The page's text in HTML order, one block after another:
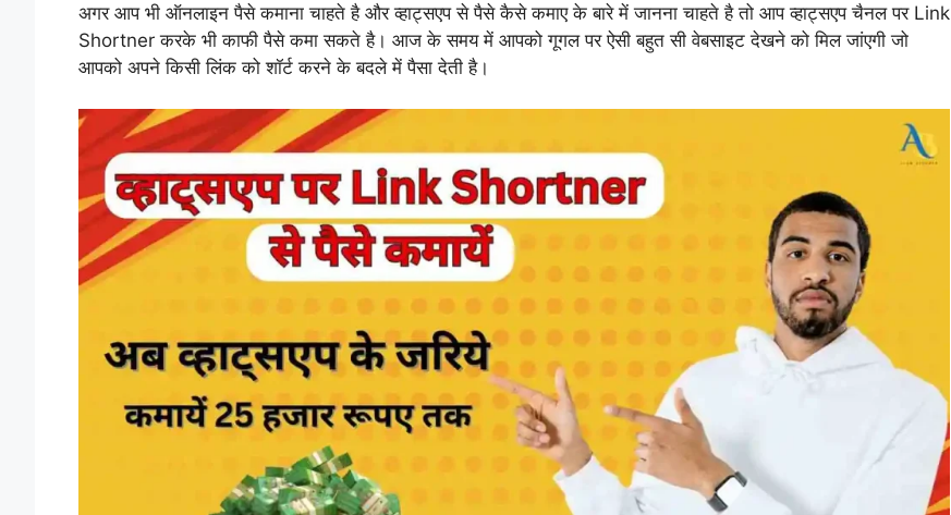
अगर आप भी ऑनलाइन पैसे कमाना चाहते है और व्हाट्सएप से पैसे कैसे कमाए के बारे में जानना चाहते है तो आप व्हाट्सएप चैनल पर Link
Shortner करके भी काफी पैसे कमा सकते है। आज के समय में आपको गूगल पर ऐसी बहुत सी वेबसाइट देखने को मिल जांएगी जो
आपको अपने किसी लिंक को शॉर्ट करने के बदले में पैसा देती है।